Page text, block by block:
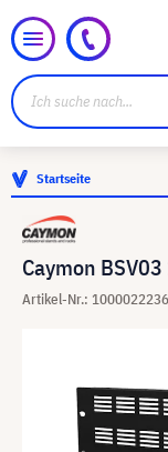
Startseite
Caymon
Artikel-Nr.: 1000022236